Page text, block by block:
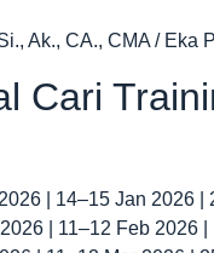
Ak., CA., CMA / Eka
Cari
| 14–15 Jan 2026
| 11–12 Feb 2026